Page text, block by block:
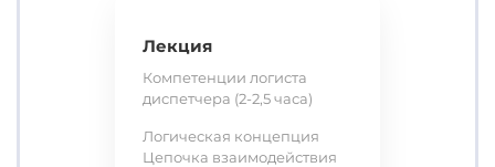
Лекция
Компетенции логиста
диспетчера (2-2,5 часа)
Логическая концепция
Цепочка взаимодействия